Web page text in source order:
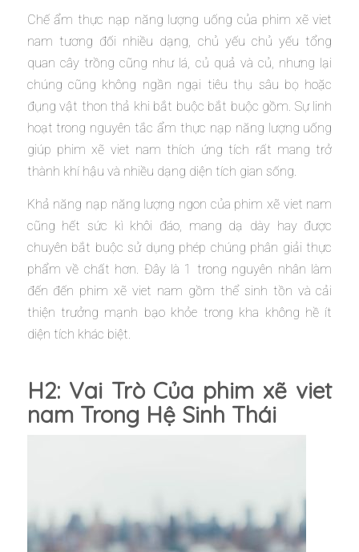
Chế ẩm thực nạp năng lượng uống của phim xẽ viet
nam tương đối nhiều dạng, chủ yếu chủ yếu tổng
quan cây trồng cũng như lá, củ quả và củ, nhưng lại
chúng cũng không ngần ngại tiêu thụ sâu bọ hoặc
đụng vật thon thả khi bắt buộc bắt buộc gồm. Sự linh
hoạt trong nguyên tắc ẩm thực nạp năng lượng uống
giúp phim xẽ viet nam thích ứng tích rất mang trở
thành khí hậu và nhiều dạng diện tích gian sống.
Khả năng nạp năng lượng ngon của phim xẽ viet nam
cũng hết sức kì khôi đáo, mang dạ dày hay được
chuyên bắt buộc sử dụng phép chúng phân giải thực
phẩm về chất hơn. Đây là 1 trong nguyên nhân làm
đến đến phim xẽ viet nam gồm thể sinh tồn và cải
thiện trưởng mạnh bạo khỏe trong kha không hề ít
diện tích khác biệt.
H2: Vai Trò Của phim xẽ viet
nam Trong Hệ Sinh Thái